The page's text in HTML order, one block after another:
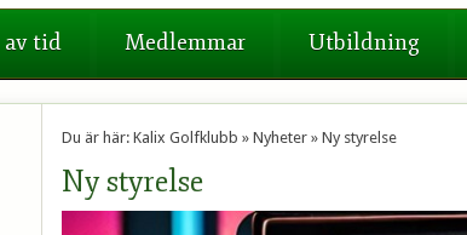
av tid Medlemmar Utbildning
Du är här:Kalix Golfklubb »Nyheter »Ny styrelse
Ny styrelse